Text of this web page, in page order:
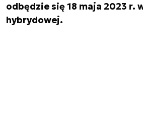
odbędzie się 18 maja 2023 r.
hybrydowej.